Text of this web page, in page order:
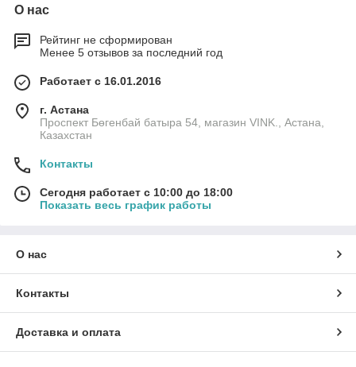
О нас
Рейтинг не сформирован
Менее 5 отзывов за последний год
Работает с 16.01.2016
г. Астана
Проспект Бөгенбай батыра 54, магазин VINK., Астана,
Казахстан
Контакты
Сегодня работает с 10:00 до 18:00
Показать весь график работы
О нас
Контакты
Доставка и оплата